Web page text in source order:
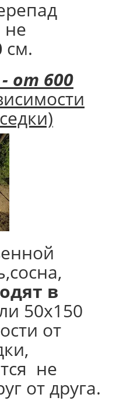
не
см.
от 600
в
50х150
от
не
от друга.